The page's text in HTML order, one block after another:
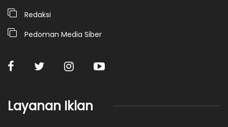
Redaksi
Pedoman Media Siber
Layanan Iklan